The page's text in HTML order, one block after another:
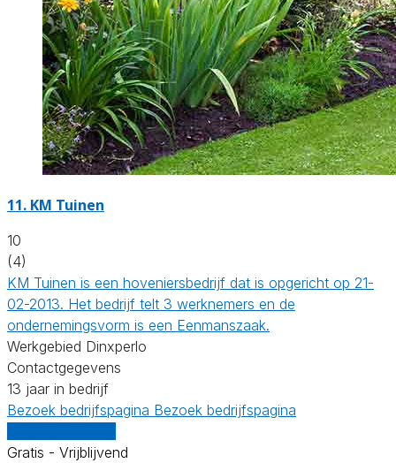
11. KM Tuinen
10
(4)
KM Tuinen is een hoveniersbedrijf dat is opgericht op 21-
02-2013. Het bedrijf telt 3 werknemers en de
ondernemingsvorm is een Eenmanszaak.
Werkgebied Dinxperlo
Contactgegevens
13 jaar in bedrijf
Bezoek bedrijfspagina Bezoek bedrijfspagina
Gratis - Vrijblijvend